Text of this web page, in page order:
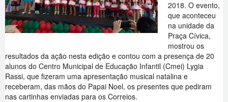
2018. O evento,
que aconteceu
na unidade da
Praça Cívica,
mostrou os
resultados da ação nesta edição e contou com a presença de 20
alunos do Centro Municipal de Educação Infantil (Cmei) Lygia
Rassi, que fizeram uma apresentação musical natalina e
receberam, das mãos do Papai Noel, os presentes que pediram
nas cartinhas enviadas para os Correios.